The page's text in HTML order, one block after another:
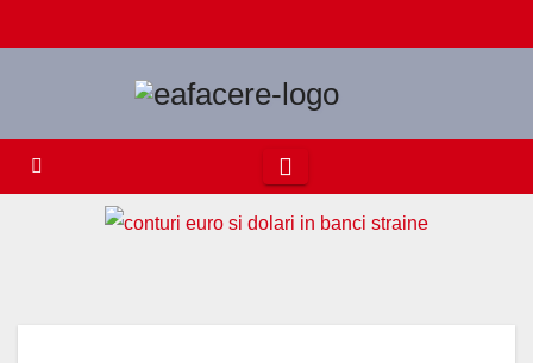
to